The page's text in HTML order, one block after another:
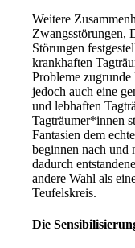
Weitere
Zwangsstörungen,
Störungen
krankhaften
Probleme zugrunde
jedoch auch eine
und lebhaften
Tagträumer*innen
Fantasien dem
beginnen nach und
dadurch
andere Wahl als
Teufelskreis.
Die